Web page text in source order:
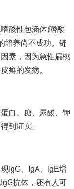
酸性包涵体(嗜酸
培养尚不成功。链
素，因为急性扁桃
癣的发病。
白、糖、尿酸、钾
到证实。
IgG、IgA、IgE增
抗体，还有人可